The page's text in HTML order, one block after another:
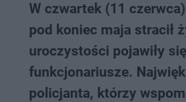
W czwartek (11
pod koniec maja stracił
uroczystości pojawiły
funkcjonariusze.
policjanta, którzy